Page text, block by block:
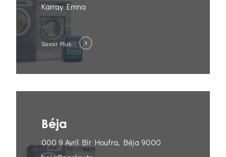
Karray Emna
Savoir Plus
Béja
000 9 Avril Bir Houfra, Béja 9000